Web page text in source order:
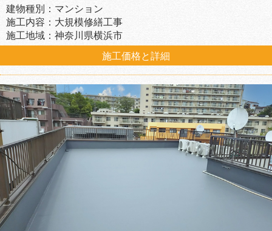
建物種別：マンション
施工内容：大規模修繕工事
施工地域：神奈川県横浜市
施工価格と詳細